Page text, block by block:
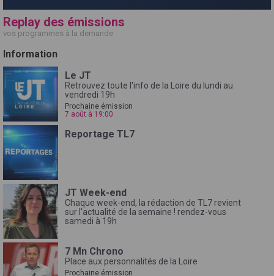
Replay des émissions
vos programmes à la demande
Information
Le JT
Retrouvez toute l'info de la Loire du lundi au
vendredi 19h
Prochaine émission
7 août à 19:00
Reportage TL7
JT Week-end
Chaque week-end, la rédaction de TL7 revient
sur l'actualité de la semaine ! rendez-vous
samedi à 19h
7 Mn Chrono
Place aux personnalités de la Loire
Prochaine émission